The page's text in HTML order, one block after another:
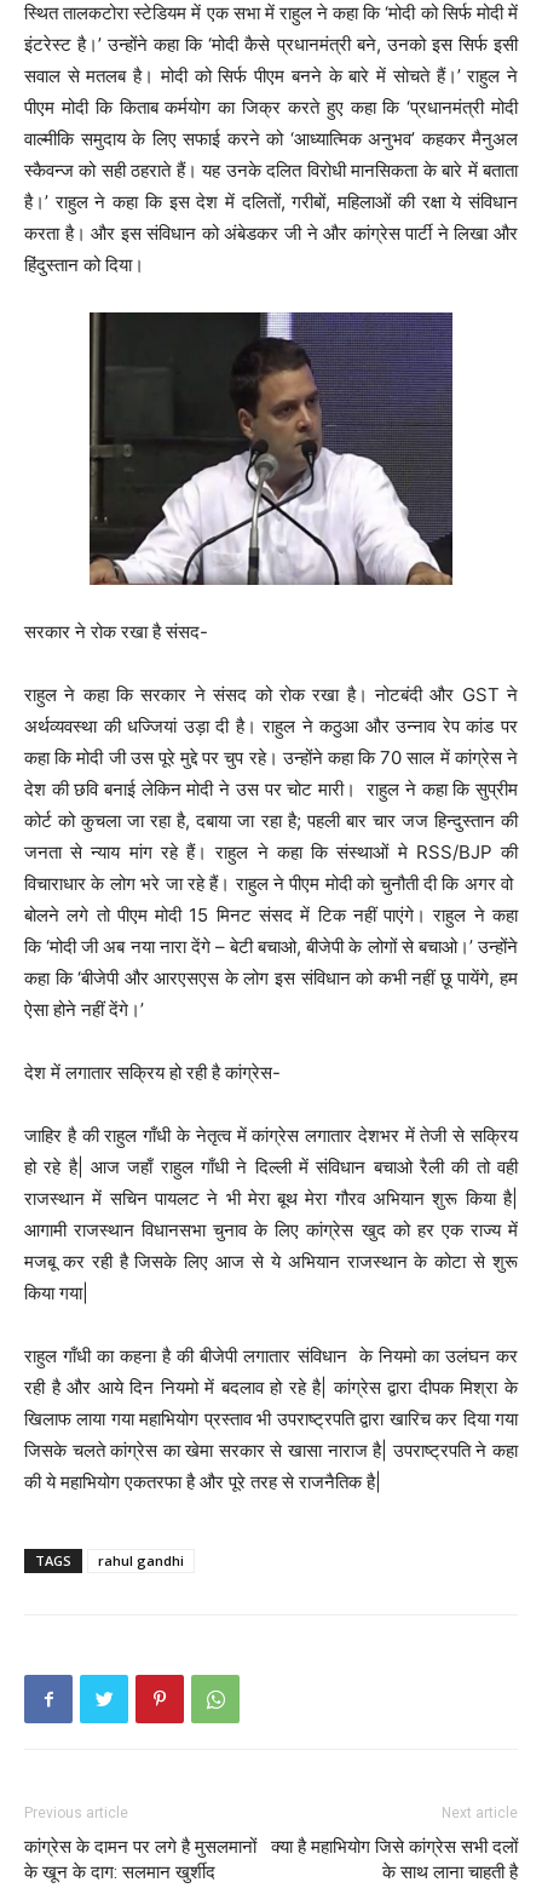
स्थित तालकटोरा स्टेडियम में एक सभा में राहुल ने कहा कि ‘मोदी को सिर्फ मोदी में
इंटरेस्ट है।’ उन्होंने कहा कि ‘मोदी कैसे प्रधानमंत्री बने, उनको इस सिर्फ इसी
सवाल से मतलब है। मोदी को सिर्फ पीएम बनने के बारे में सोचते हैं।’ राहुल ने
पीएम मोदी कि किताब कर्मयोग का जिक्र करते हुए कहा कि ‘प्रधानमंत्री मोदी
वाल्मीकि समुदाय के लिए सफाई करने को ‘आध्यात्मिक अनुभव’ कहकर मैनुअल
स्कैवन्ज को सही ठहराते हैं। यह उनके दलित विरोधी मानसिकता के बारे में बताता
है।’ राहुल ने कहा कि इस देश में दलितों, गरीबों, महिलाओं की रक्षा ये संविधान
करता है। और इस संविधान को अंबेडकर जी ने और कांग्रेस पार्टी ने लिखा और
हिंदुस्तान को दिया।
सरकार ने रोक रखा है संसद-
राहुल ने कहा कि सरकार ने संसद को रोक रखा है। नोटबंदी और GST ने
अर्थव्यवस्था की धज्जियां उड़ा दी है। राहुल ने कठुआ और उन्नाव रेप कांड पर
कहा कि मोदी जी उस पूरे मुद्दे पर चुप रहे। उन्होंने कहा कि 70 साल में कांग्रेस ने
देश की छवि बनाई लेकिन मोदी ने उस पर चोट मारी। राहुल ने कहा कि सुप्रीम
कोर्ट को कुचला जा रहा है, दबाया जा रहा है; पहली बार चार जज हिन्दुस्तान की
जनता से न्याय मांग रहे हैं। राहुल ने कहा कि संस्थाओं मे RSS/BJP की
विचाराधार के लोग भरे जा रहे हैं। राहुल ने पीएम मोदी को चुनौती दी कि अगर वो
बोलने लगे तो पीएम मोदी 15 मिनट संसद में टिक नहीं पाएंगे। राहुल ने कहा
कि ‘मोदी जी अब नया नारा देंगे – बेटी बचाओ, बीजेपी के लोगों से बचाओ।’ उन्होंने
कहा कि ‘बीजेपी और आरएसएस के लोग इस संविधान को कभी नहीं छू पायेंगे, हम
ऐसा होने नहीं देंगे।’
देश में लगातार सक्रिय हो रही है कांग्रेस-
जाहिर है की राहुल गाँधी के नेतृत्व में कांग्रेस लगातार देशभर में तेजी से सक्रिय
हो रहे है| आज जहाँ राहुल गाँधी ने दिल्ली में संविधान बचाओ रैली की तो वही
राजस्थान में सचिन पायलट ने भी मेरा बूथ मेरा गौरव अभियान शुरू किया है|
आगामी राजस्थान विधानसभा चुनाव के लिए कांग्रेस खुद को हर एक राज्य में
मजबू कर रही है जिसके लिए आज से ये अभियान राजस्थान के कोटा से शुरू
किया गया|
राहुल गाँधी का कहना है की बीजेपी लगातार संविधान के नियमो का उलंघन कर
रही है और आये दिन नियमो में बदलाव हो रहे है| कांग्रेस द्वारा दीपक मिश्रा के
खिलाफ लाया गया महाभियोग प्रस्ताव भी उपराष्ट्रपति द्वारा खारिच कर दिया गया
जिसके चलते कांग्रेस का खेमा सरकार से खासा नाराज है| उपराष्ट्रपति ने कहा
की ये महाभियोग एकतरफा है और पूरे तरह से राजनैतिक है|
TAGS rahul gandhi
Previous article
कांग्रेस के दामन पर लगे है मुसलमानों
के खून के दाग: सलमान खुर्शीद
Next article
क्या है महाभियोग जिसे कांग्रेस सभी दलों
के साथ लाना चाहती है